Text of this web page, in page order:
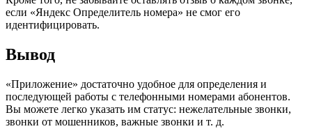
если «Яндекс Определитель номера» не смог его
идентифицировать.
Вывод
«Приложение» достаточно удобное для определения и
последующей работы с телефонными номерами абонентов.
Вы можете легко указать им статус: нежелательные звонки,
звонки от мошенников, важные звонки и т. д.